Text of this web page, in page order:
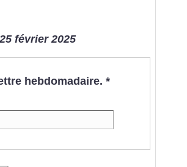
février 2025
hebdomadaire. *